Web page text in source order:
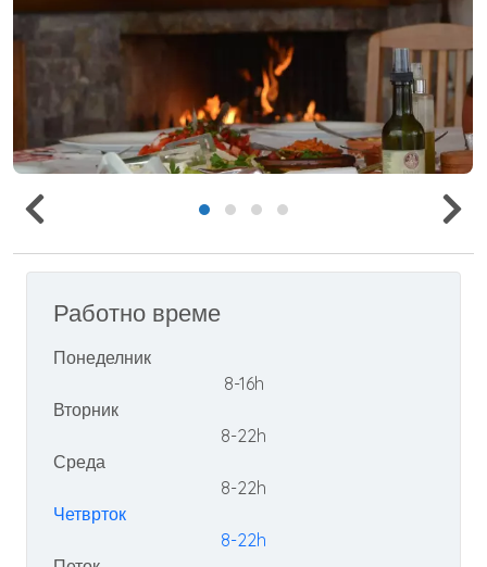
Работно време
Понеделник
8-16h
Вторник
8-22h
Среда
8-22h
Четврток
8-22h